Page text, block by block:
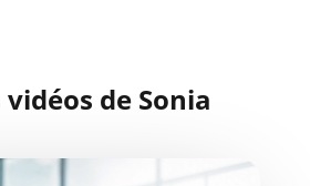
de Sonia